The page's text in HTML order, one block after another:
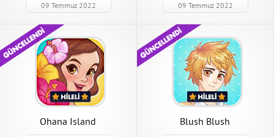
09 Temmuz 2022 09 Temmuz 2022
Ohana Island Blush Blush